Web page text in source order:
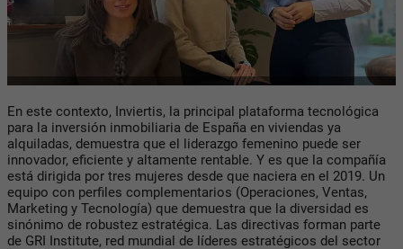
En este contexto, Inviertis, la principal plataforma tecnológica
para la inversión inmobiliaria de España en viviendas ya
alquiladas, demuestra que el liderazgo femenino puede ser
innovador, eficiente y altamente rentable. Y es que la compañía
está dirigida por tres mujeres desde que naciera en el 2019. Un
equipo con perfiles complementarios (Operaciones, Ventas,
Marketing y Tecnología) que demuestra que la diversidad es
sinónimo de robustez estratégica. Las directivas forman parte
de GRI Institute, red mundial de líderes estratégicos del sector